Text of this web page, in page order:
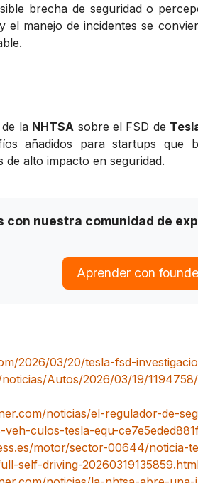
brecha de seguridad o
el manejo de incidentes se
la NHTSA sobre el FSD de
añadidos para startups que
alto impacto en seguridad.
con nuestra comunidad de
Aprender con
2026/03/20/tesla-fsd-
Autos/2026/03/19/
noticias/el-regulador-de-
culos-tesla-equ-
motor/sector-00644/noticia-
self-driving-